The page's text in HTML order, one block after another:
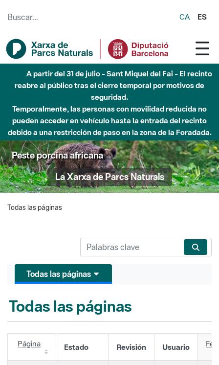
CA ES
A partir del 31 de julio - Sant Miquel del Fai - El recinto
reabre al público tras el cierre temporal por motivos de
seguridad.
Temporalmente, las personas con movilidad reducida no
pueden acceder en vehículo hasta la entrada del recinto
debido a una restricción de paso en la zona de la Foradada.
Peste porcina africana
La Xarxa de Parcs Naturals
Todas las páginas
Todas las páginas
Todas las páginas
Página Estado Revisión Usuario